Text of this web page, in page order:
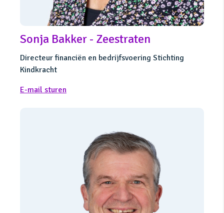
Sonja Bakker - Zeestraten
Directeur financiën en bedrijfsvoering Stichting
Kindkracht
E-mail sturen